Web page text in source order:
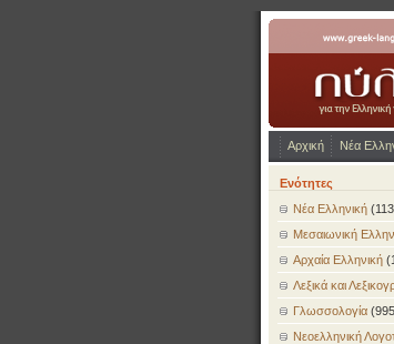
www.greek-
Αρχική Νέα
Ενότητες
Νέα Ελληνική
Μεσαιωνική
Αρχαία Ελληνική
Λεξικά και
Γλωσσολογία
Νεοελληνική